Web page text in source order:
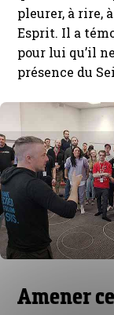
pleurer, à rire,
Esprit. Il a
pour lui qu’il
présence du
Amener